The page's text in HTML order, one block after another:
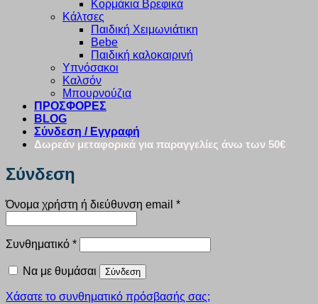
Κορμάκια Βρεφικά
Κάλτσες
Παιδική Χειμωνιάτικη
Bebe
Παιδική καλοκαιρινή
Υπνόσακοι
Καλσόν
Μπουρνούζια
ΠΡΟΣΦΟΡΕΣ
BLOG
Σύνδεση / Εγγραφή
Δωρεάν μεταφορικά για παραγγελίες άνω των 50€
Σύνδεση
Όνομα χρήστη ή διεύθυνση email *Απαιτείται
Συνθηματικό *Απαιτείται
Να με θυμάσαι Σύνδεση
Χάσατε το συνθηματικό πρόσβασής σας;